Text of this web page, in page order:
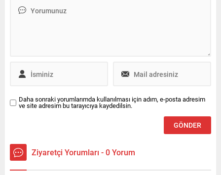
Daha sonraki yorumlarımda kullanılması için adım, e-posta adresim
ve site adresim bu tarayıcıya kaydedilsin.
Ziyaretçi Yorumları - 0 Yorum